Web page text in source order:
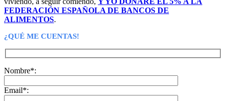
FEDERACIÓN ESPAÑOLA DE BANCOS DE
ALIMENTOS.
¿QUÉ ME CUENTAS!
Nombre*:
Email*: